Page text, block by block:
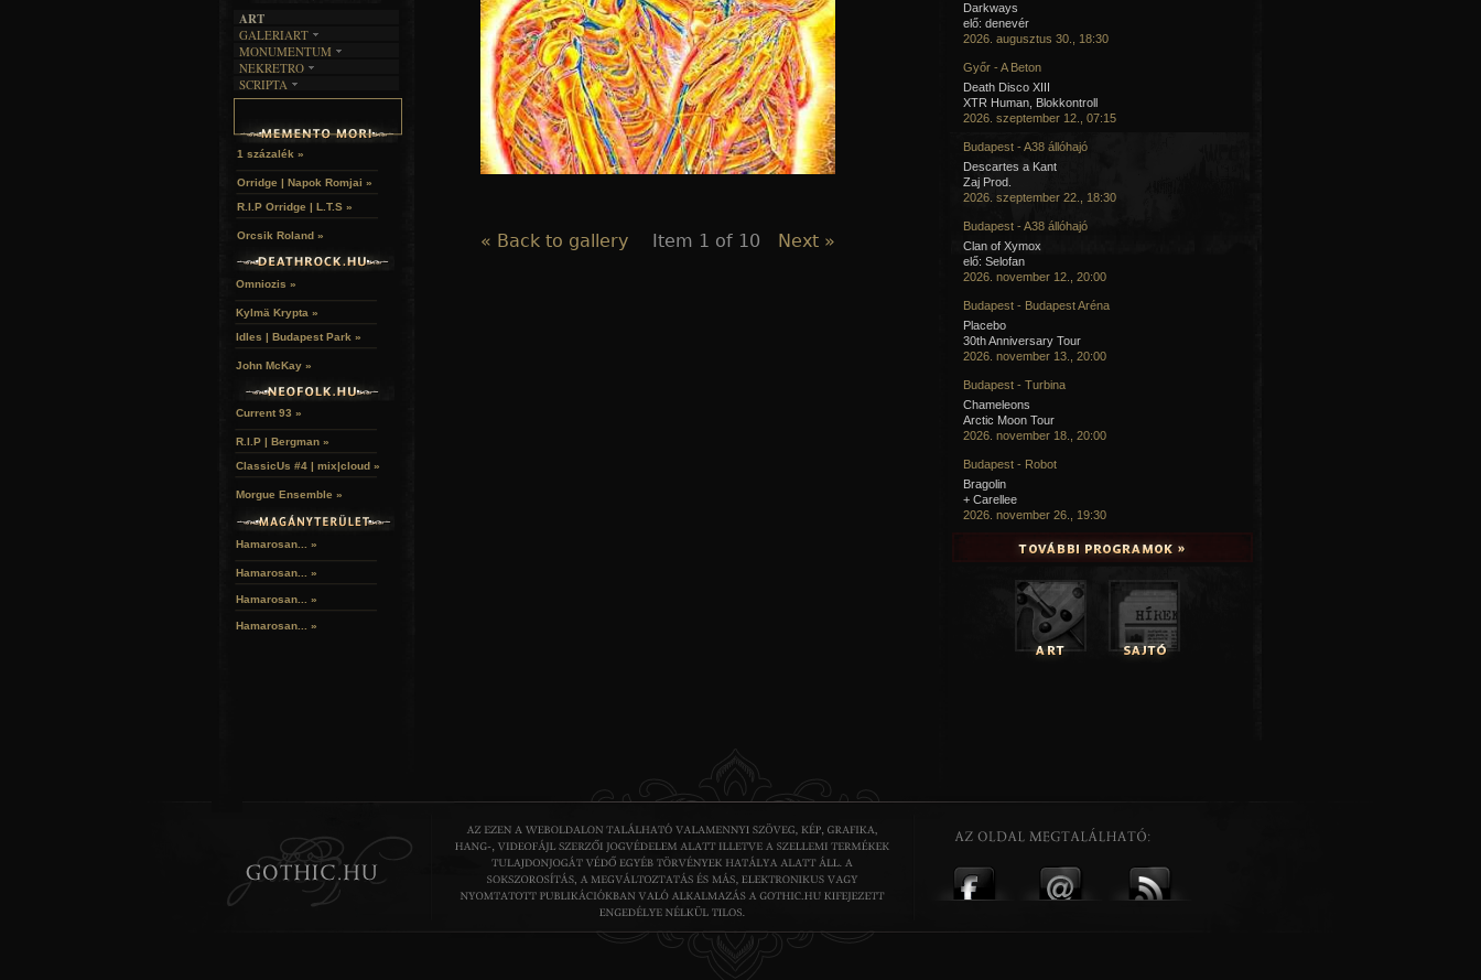
« Back to gallery Item 1 of 10 Next »
ART
GALERIART
ARTGALERI
KÉPREGÉNYEK
LAKÁSKULTS
MONUMENTUM
TEMETŐK
TEMPLOMOK
HELYEK
NEKRETRO
SZUBKULT
RELIKVIÁK
SCRIPTA
NOVELLÁK
HALÁLTÁNC
1 százalék »
Orridge | Napok Romjai »
R.I.P Orridge | L.T.S »
Orcsik Roland »
Omniozis »
Kylmä Krypta »
Idles | Budapest Park »
John McKay »
Current 93 »
R.I.P | Bergman »
ClassicUs #4 | mix|cloud »
Morgue Ensemble »
Hamarosan... »
Hamarosan... »
Hamarosan... »
Hamarosan... »
Darkways
elő: denevér
2026. augusztus 30., 18:30
Győr - A Beton
Death Disco XIII
XTR Human, Blokkontroll
2026. szeptember 12., 07:15
Budapest - A38 állóhajó
Descartes a Kant
Zaj Prod.
2026. szeptember 22., 18:30
Budapest - A38 állóhajó
Clan of Xymox
elő: Selofan
2026. november 12., 20:00
Budapest - Budapest Aréna
Placebo
30th Anniversary Tour
2026. november 13., 20:00
Budapest - Turbina
Chameleons
Arctic Moon Tour
2026. november 18., 20:00
Budapest - Robot
Bragolin
+ Carellee
2026. november 26., 19:30